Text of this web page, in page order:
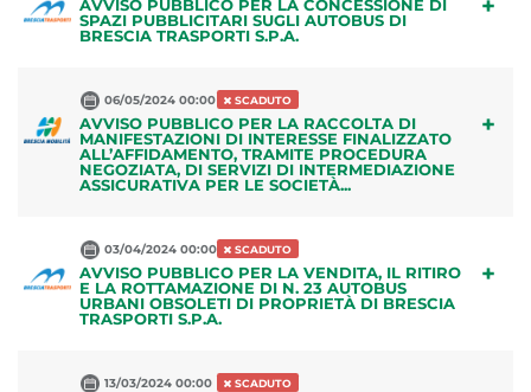
AVVISO PUBBLICO PER LA CONCESSIONE DI
SPAZI PUBBLICITARI SUGLI AUTOBUS DI
BRESCIA TRASPORTI S.P.A.
+
06/05/2024 00:00 SCADUTO
AVVISO PUBBLICO PER LA RACCOLTA DI
MANIFESTAZIONI DI INTERESSE FINALIZZATO
ALL’AFFIDAMENTO, TRAMITE PROCEDURA
NEGOZIATA, DI SERVIZI DI INTERMEDIAZIONE
ASSICURATIVA PER LE SOCIETÀ...
+
03/04/2024 00:00 SCADUTO
AVVISO PUBBLICO PER LA VENDITA, IL RITIRO
E LA ROTTAMAZIONE DI N. 23 AUTOBUS
URBANI OBSOLETI DI PROPRIETÀ DI BRESCIA
TRASPORTI S.P.A.
+
13/03/2024 00:00 SCADUTO